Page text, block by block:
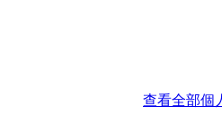
查看全部個